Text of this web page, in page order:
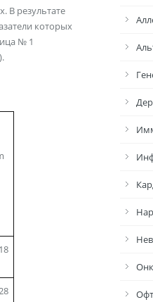
В результате
которых
№ 1